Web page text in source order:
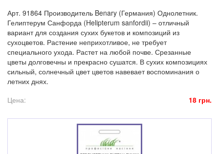
Арт. 91864 Производитель Benary (Германия) Однолетник.
Гелиптерум Санфорда (Helipterum sanfordii) – отличный
вариант для создания сухих букетов и композиций из
сухоцветов. Растение неприхотливое, не требует
специального ухода. Растет на любой почве. Срезанные
цветы долговечны и прекрасно сушатся. В сухих композициях
сильный, солнечный цвет цветов навевает воспоминания о
летних днях.
Цена:
18 грн.